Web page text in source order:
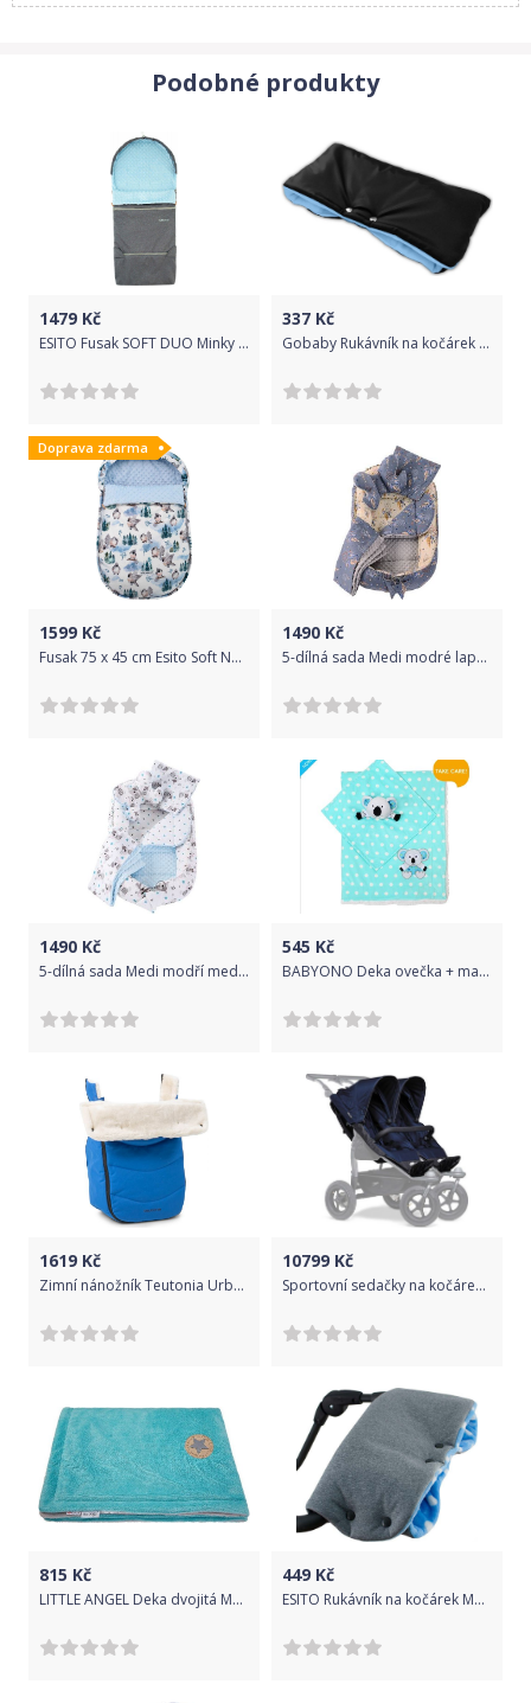
Podobné produkty
1479 Kč
ESITO Fusak SOFT DUO Minky jarní / podzimní, Barva melír šedý / modrá
337 Kč
Gobaby Rukávník na kočárek ECO Vzorník FLEECE: M-světle modrá
Doprava zdarma
1599 Kč
Fusak 75 x 45 cm Esito Soft New Born Blue
1490 Kč
5-dílná sada Medi modré lapače snů
1490 Kč
5-dílná sada Medi modří medvídci
545 Kč
BABYONO Deka ovečka + mazlíček 75x100 cm – tyrkysová
1619 Kč
Zimní nánožník Teutonia Urban Blue 2019
10799 Kč
Sportovní sedačky na kočárek TFK Duo Navy 2020
815 Kč
LITTLE ANGEL Deka dvojitá MAZLÍK BAMBUS Outlast® 70x100cm mint/sv.šedá
449 Kč
ESITO Rukávník na kočárek Magna softshell, Barva puntík modrá, Velikost 45 x 53 cm